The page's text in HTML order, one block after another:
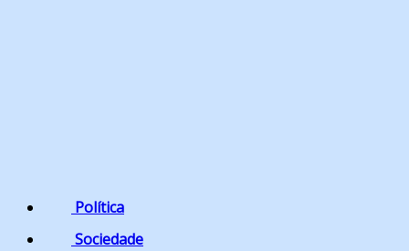
Política
Sociedade